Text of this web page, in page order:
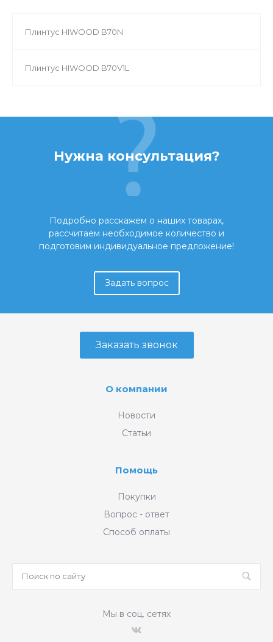
Плинтус HIWOOD B70N
Плинтус HIWOOD B70V1L
Нужна консультация?
Подробно расскажем о наших товарах,
рассчитаем необходимое количество и
подготовим индивидуальное предложение!
Задать вопрос
Заказать звонок
О компании
Новости
Статьи
Помощь
Покупки
Вопрос - ответ
Способ оплаты
Мы в соц. сетях